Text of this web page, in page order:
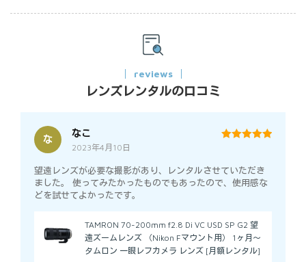
reviews
レンズレンタルの口コミ
な
なこ
2023年4月10日
望遠レンズが必要な撮影があり、レンタルさせていただき
ました。 使ってみたかったものでもあったので、使用感な
どを試せてよかったです。
TAMRON 70-200mm f2.8 Di VC USD SP G2 望
遠ズームレンズ （Nikon Fマウント用） 1ヶ月～
タムロン 一眼レフカメラ レンズ [月額レンタル]